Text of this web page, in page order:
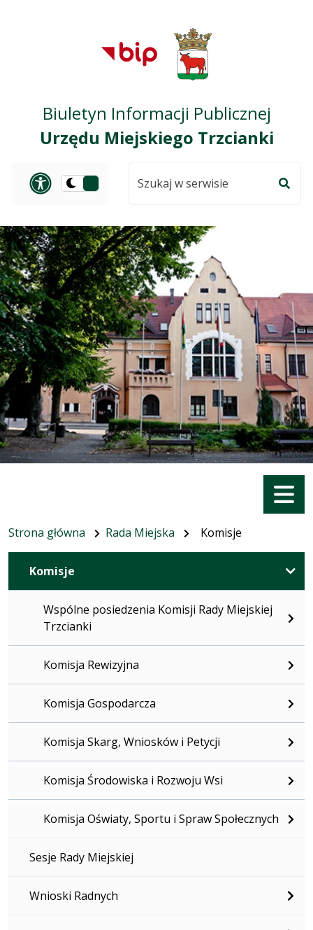
Przejdź do
głównego menu
Przejdź do treści
Przejdź do mapy
serwisu
Biuletyn Informacji Publicznej
Urzędu Miejskiego Trzcianki
Panel dostosowania
Przełącz
ciemną
serwisie
Menu
Strona główna Rada Miejska Komisje
Komisje
Wspólne posiedzenia Komisji Rady Miejskiej
Trzcianki
Komisja Rewizyjna
Komisja Gospodarcza
Komisja Skarg, Wniosków i Petycji
Komisja Środowiska i Rozwoju Wsi
Komisja Oświaty, Sportu i Spraw Społecznych
Sesje Rady Miejskiej
Wnioski Radnych